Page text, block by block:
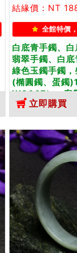
結緣價：NT
全館特價
白底青手鐲、
翡翠手鐲、白
綠色玉鐲手鐲
(橢圓鐲、蛋鐲
WG067）。客
玉...立即購買